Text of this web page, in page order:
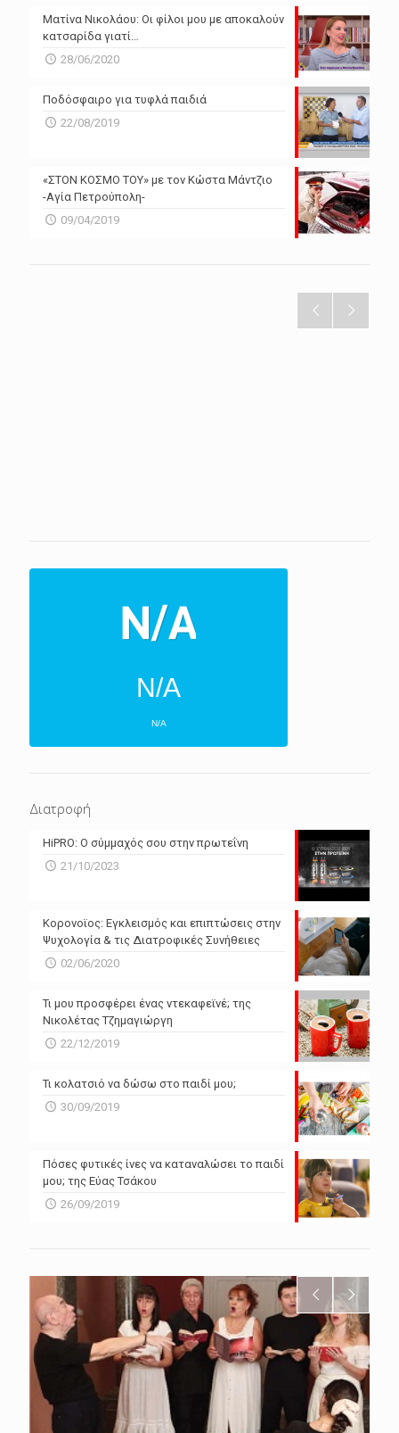
Ματίνα Νικολάου: Οι φίλοι μου με αποκαλούν
κατσαρίδα γιατί…
28/06/2020
Ποδόσφαιρο για τυφλά παιδιά
22/08/2019
«ΣΤΟΝ ΚΟΣΜΟ ΤΟΥ» με τον Κώστα Μάντζιο
-Αγία Πετρούπολη-
09/04/2019
N/A
N/A
N/A
Powered by Forecast.io
Διατροφή
HiPRO: Ο σύμμαχός σου στην πρωτεΐνη
21/10/2023
Κορονοϊος: Εγκλεισμός και επιπτώσεις στην
Ψυχολογία & τις Διατροφικές Συνήθειες
02/06/2020
Τι μου προσφέρει ένας ντεκαφεϊνέ; της
Νικολέτας Τζημαγιώργη
22/12/2019
Τι κολατσιό να δώσω στο παιδί μου;
30/09/2019
Πόσες φυτικές ίνες να καταναλώσει το παιδί
μου; της Εύας Τσάκου
26/09/2019